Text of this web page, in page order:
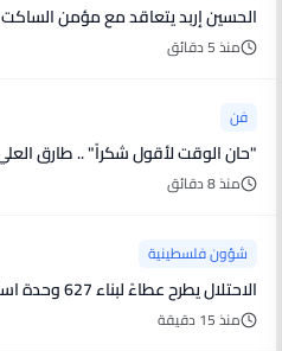
الحسين إربد يتعاقد مع مؤمن الساكت
منذ 5 دقائق
فن
"حان الوقت لأقول شكراً" .. طارق العلي يودع الفن بعد 30 عاماً
منذ 8 دقائق
شؤون فلسطينية
الاحتلال يطرح عطاءً لبناء 627 وحدة استيطانية جديدة
منذ 15 دقيقة